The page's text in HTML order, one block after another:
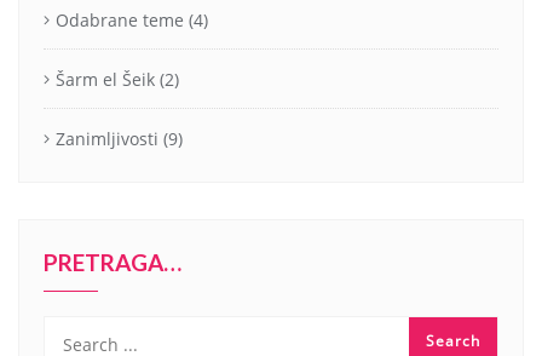
Odabrane teme (4)
Šarm el Šeik (2)
Zanimljivosti (9)
PRETRAGA…